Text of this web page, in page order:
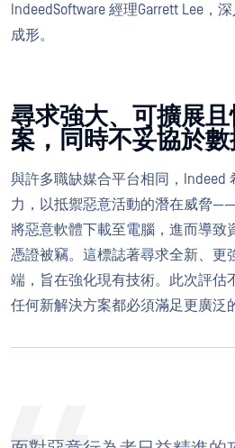
IndeedSoftware 經理Garrett Lee，
成形。
尋求強大、可擴展
案，同時不妥協於
與許多職缺媒合平台相同，Indeed
力，以抵禦惡意活動的潛在威脅
將惡意軟體下載至電腦，進而導致
憑證被竊。這標誌著尋求全新、更
端，旨在強化現有技術。此次評估
任何新解決方案都必須滿足更廣泛